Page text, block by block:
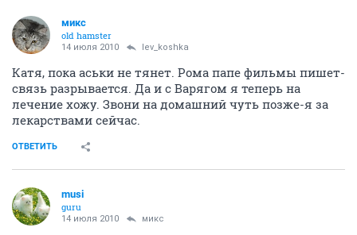
микс
old hamster
14 июля 2010 lev_koshka
Катя, пока аськи не тянет. Рома папе фильмы пишет-
связь разрывается. Да и с Варягом я теперь на
лечение хожу. Звони на домашний чуть позже-я за
лекарствами сейчас.
ОТВЕТИТЬ
musi
guru
14 июля 2010 микс